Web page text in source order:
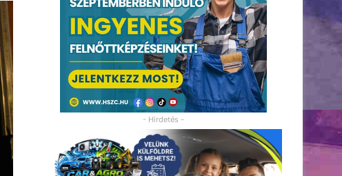
- Hirdetés -